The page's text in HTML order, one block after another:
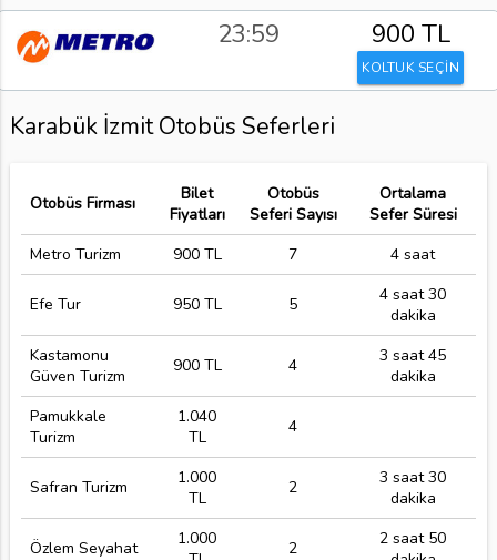
23:59 900 TL
KOLTUK SEÇİN
Karabük İzmit Otobüs Seferleri
Otobüs Firması
Bilet
Fiyatları
Otobüs
Seferi Sayısı
Ortalama
Sefer Süresi
Metro Turizm
900 TL 7 4 saat
Efe Tur 950 TL 5
4 saat 30
dakika
Kastamonu
Güven Turizm
900 TL 4
3 saat 45
dakika
Pamukkale
Turizm
1.040
TL
4
Safran Turizm
1.000
TL
2
3 saat 30
dakika
Özlem Seyahat
1.000
2
2 saat 50